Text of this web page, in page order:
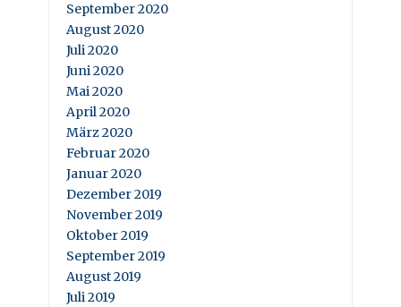
September 2020
August 2020
Juli 2020
Juni 2020
Mai 2020
April 2020
März 2020
Februar 2020
Januar 2020
Dezember 2019
November 2019
Oktober 2019
September 2019
August 2019
Juli 2019